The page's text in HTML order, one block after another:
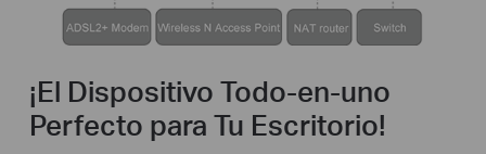
¡El Dispositivo Todo-en-uno
Perfecto para Tu Escritorio!